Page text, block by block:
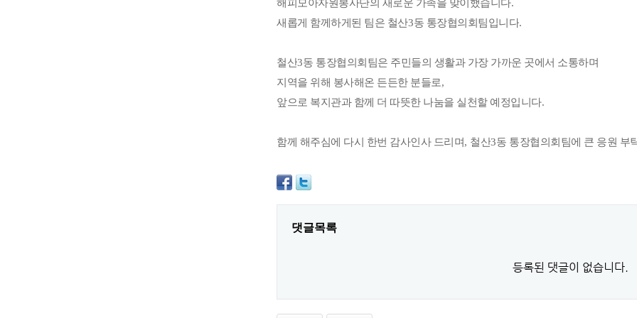
해피모아자원봉사단의 새로운 가족을 맞이했습니다.
새롭게 함께하게된 팀은 철산3동 통장협의회팀입니다.
철산3동 통장협의회팀은 주민들의 생활과 가장 가까운 곳에서 소통하며
지역을 위해 봉사해온 든든한 분들로,
앞으로 복지관과 함께 더 따뜻한 나눔을 실천할 예정입니다.
함께 해주심에 다시 한번 감사인사 드리며, 철산3동 통장협의회팀에 큰 응원 부
댓글목록
등록된 댓글이 없습니다.